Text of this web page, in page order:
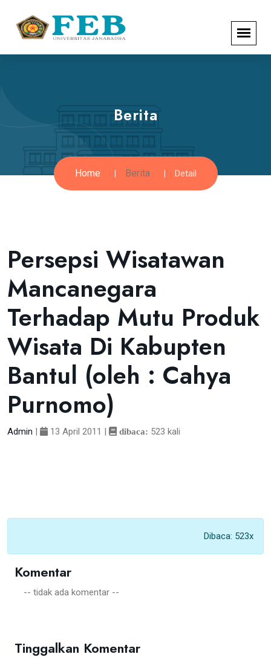
Berita
Home Berita Detail
Persepsi Wisatawan
Mancanegara
Terhadap Mutu Produk
Wisata Di Kabupten
Bantul (oleh : Cahya
Purnomo)
Admin | 13 April 2011 | dibaca: 523 kali
Dibaca: 523x
Komentar
-- tidak ada komentar --
Tinggalkan Komentar